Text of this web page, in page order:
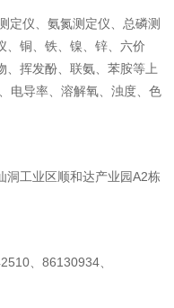
仪、氨氮测定仪、总磷测
、铜、铁、镍、锌、六价
、挥发酚、联氨、苯胺等上
电导率、溶解氧、浊度、色
工业区顺和达产业园A2栋
、86130934、